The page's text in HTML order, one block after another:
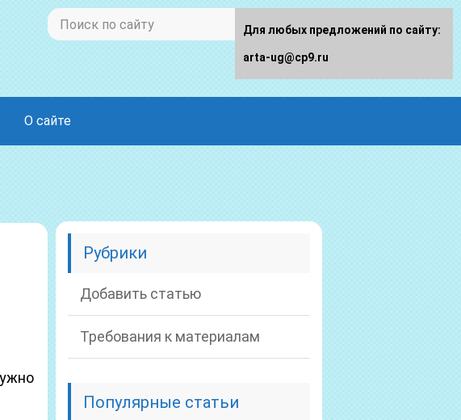
О сайте
Рубрики
Добавить статью
Требования к материалам
Популярные статьи
Для любых предложений по сайту:
arta-ug@cp9.ru